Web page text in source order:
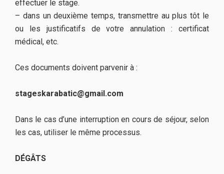
effectuer le stage.
– dans un deuxième temps, transmettre au plus tôt le
ou les justificatifs de votre annulation : certificat
médical, etc.
Ces documents doivent parvenir à :
stageskarabatic@gmail.com
Dans le cas d’une interruption en cours de séjour, selon
les cas, utiliser le même processus.
DÉGÂTS